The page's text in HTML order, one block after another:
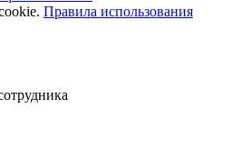
Правила использования